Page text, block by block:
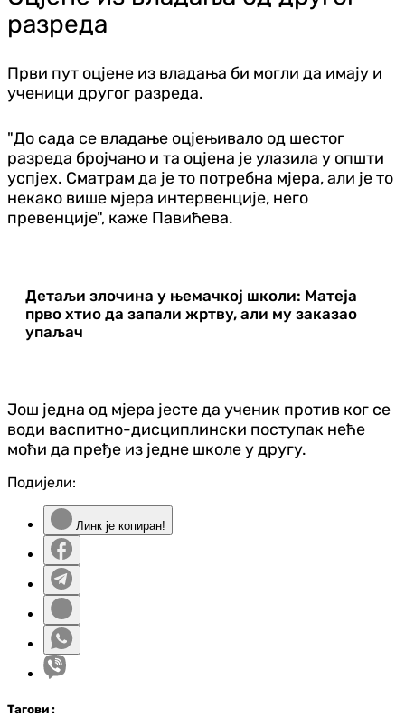
разреда
Први пут оцјене из владања би могли да имају и
ученици другог разреда.
"До сада се владање оцјењивало од шестог
разреда бројчано и та оцјена је улазила у општи
успјех. Сматрам да је то потребна мјера, али је то
некако више мјера интервенције, него
превенције", каже Павићева.
Детаљи злочина у њемачкој школи: Матеја
прво хтио да запали жртву, али му заказао
упаљач
Још једна од мјера јесте да ученик против ког се
води васпитно-дисциплински поступак неће
моћи да пређе из једне школе у другу.
Подијели:
Линк је копиран!
Тагови :